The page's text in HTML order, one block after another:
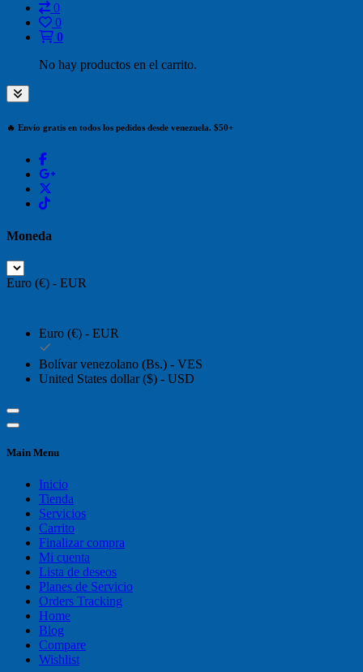
0
0
0
No hay productos en el carrito.
🔥 Envío gratis en todos los pedidos desde venezuela. $50+
Moneda
Euro (€) - EUR
Euro (€) - EUR
Bolívar venezolano (Bs.) - VES
United States dollar ($) - USD
Main Menu
Inicio
Tienda
Servicios
Carrito
Finalizar compra
Mi cuenta
Lista de deseos
Planes de Servicio
Orders Tracking
Home
Blog
Compare
Wishlist